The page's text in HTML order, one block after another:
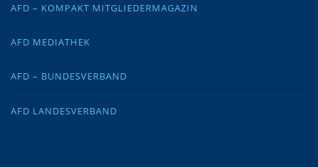
AFD – KOMPAKT MITGLIEDERMAGAZIN
AFD MEDIATHEK
AFD – BUNDESVERBAND
AFD LANDESVERBAND